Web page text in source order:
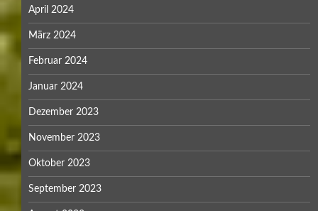
April 2024
März 2024
Februar 2024
Januar 2024
Dezember 2023
November 2023
Oktober 2023
September 2023